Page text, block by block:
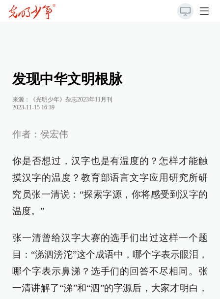
发现中华文明根脉
来源：《光明少年》杂志2023年11月刊
2023-11-15 16:39
作者：侯宏伟
你是否想过，汉字也是有温度的？怎样才能触
摸汉字的温度？教育部语言文字应用研究所研
究员张一清说：“探索字源，你将感受到汉字的
温度。”
张一清曾给汉字大赛的选手们出过这样一个题
目：“涕泗滂沱”这个成语中，哪个字表示眼泪，
哪个字表示鼻涕？选手们的回答不尽相同。张
一清讲解了“涕”和“泗”的字源后，大家才明白，